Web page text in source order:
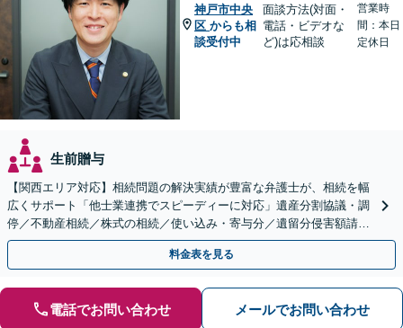
神戸市中央
区 からも相
談受付中
面談方法(対面・
電話・ビデオな
ど)は応相談
営業時
間：本日
定休日
生前贈与
【関西エリア対応】相続問題の解決実績が豊富な弁護士が、相続を幅
広くサポート「他士業連携でスピーディーに対応」遺産分割協議・調
停／不動産相続／株式の相続／使い込み・寄与分／遺留分侵害額請求
／相続放棄（借金の相続）／遺言書作成
料金表を見る
電話でお問い合わせ メールでお問い合わせ